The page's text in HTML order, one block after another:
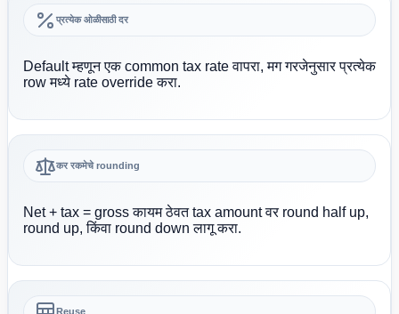
प्रत्येक ओळीसाठी दर
Default म्हणून एक common tax rate वापरा, मग गरजेनुसार प्रत्येक
row मध्ये rate override करा.
कर रकमेचे rounding
Net + tax = gross कायम ठेवत tax amount वर round half up,
round up, किंवा round down लागू करा.
Reuse